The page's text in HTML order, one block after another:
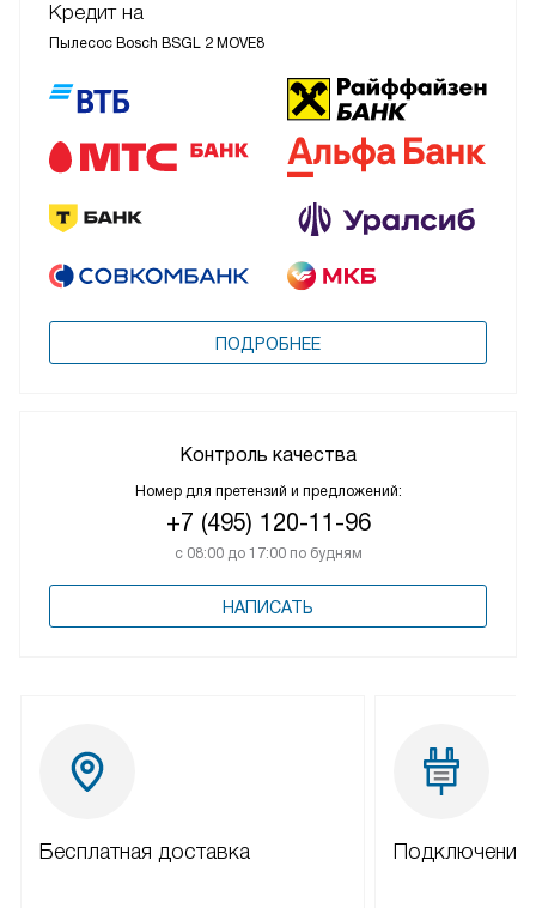
Кредит на
Пылесос Bosch BSGL 2 MOVE8
ПОДРОБНЕЕ
Контроль качества
Номер для претензий и предложений:
+7 (495) 120-11-96
с 08:00 до 17:00 по будням
НАПИСАТЬ
Бесплатная доставка Подключение